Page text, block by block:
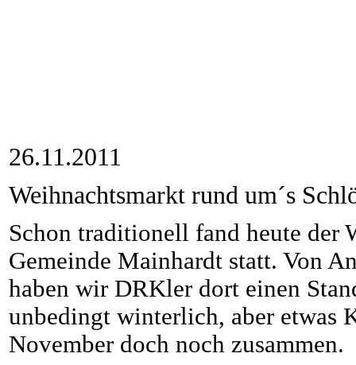
26.11.2011
Weihnachtsmarkt rund um´s
Schon traditionell fand heute der
Gemeinde Mainhardt statt. Von
haben wir DRKler dort einen
unbedingt winterlich, aber etwas
November doch noch zusammen.